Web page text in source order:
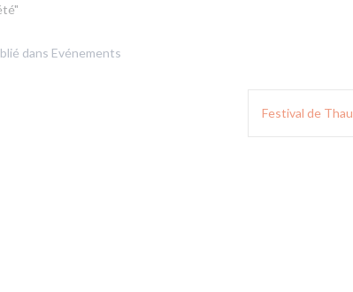
dans Evénements
Festival de Thau